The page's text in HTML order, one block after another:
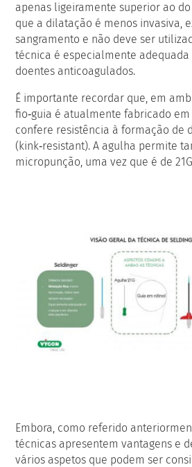
apenas ligeiramente superior ao
que a dilatação é menos invasiva,
sangramento e não deve ser
técnica é especialmente adequada
doentes anticoagulados.
É importante recordar que, em
fio‑guia é atualmente fabricado
confere resistência à formação de
(kink‑resistant). A agulha permite
micropunção, uma vez que é de
Embora, como referido
técnicas apresentem vantagens e
vários aspetos que podem ser